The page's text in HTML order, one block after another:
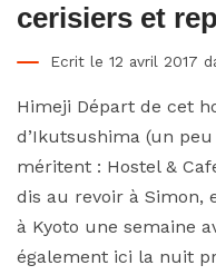
cerisiers et
Ecrit le 12 avril 2017
Himeji Départ de cet
d’Ikutsushima (un
méritent : Hostel &
dis au revoir à Simon,
à Kyoto une semaine
également ici la nuit